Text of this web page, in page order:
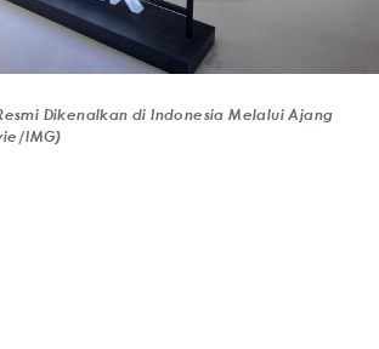
Dikenalkan di Indonesia Melalui Ajang
IMG)